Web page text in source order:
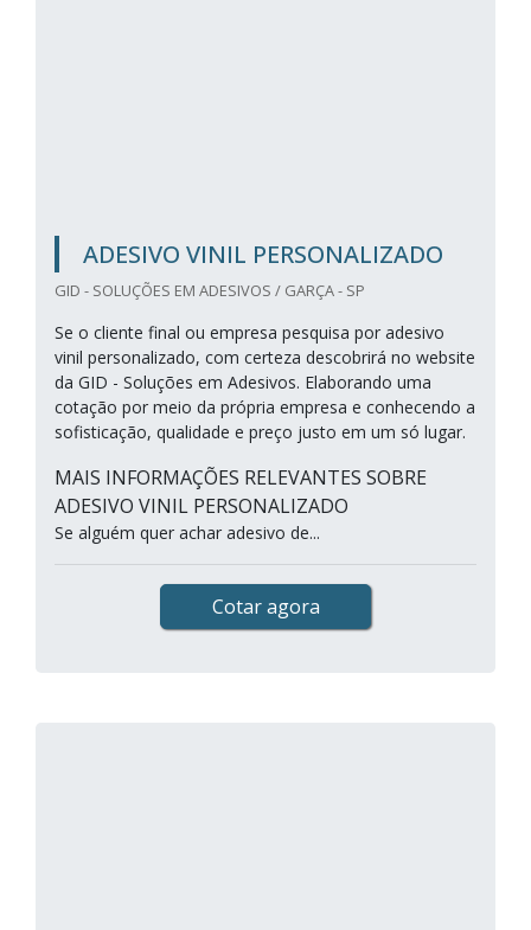
ADESIVO VINIL PERSONALIZADO
GID - SOLUÇÕES EM ADESIVOS / GARÇA - SP
Se o cliente final ou empresa pesquisa por adesivo
vinil personalizado, com certeza descobrirá no website
da GID - Soluções em Adesivos. Elaborando uma
cotação por meio da própria empresa e conhecendo a
sofisticação, qualidade e preço justo em um só lugar.
MAIS INFORMAÇÕES RELEVANTES SOBRE
ADESIVO VINIL PERSONALIZADO
Se alguém quer achar adesivo de...
Cotar agora